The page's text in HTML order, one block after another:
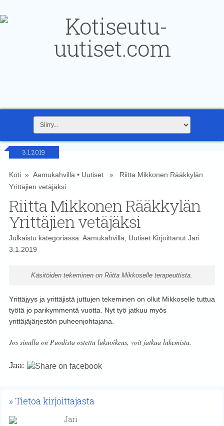
3.1.2019
Koti» Aamukahvilla • Uutiset» Riitta Mikkonen Rääkkylän
Yrittäjien vetäjäksi
Riitta Mikkonen Rääkkylän
Yrittäjien vetäjäksi
Julkaistu kategoriassa: Aamukahvilla UutisetKirjoittanut Jari
3.1.2019
Käsitöiden tekeminen on Riitta Mikkoselle terapeuttista.
Yrittäjyys ja yrittäjistä juttujen tekeminen on ollut Mikkoselle tuttua
työtä jo parikymmentä vuotta. Nyt työ jatkuu myös
yrittäjäjärjestön puheenjohtajana.
Jos sinulla on Puodista ostettu lukuoikeus, voit jatkaa lukemista.
Jaa:
Tietoa kirjoittajasta
Jari